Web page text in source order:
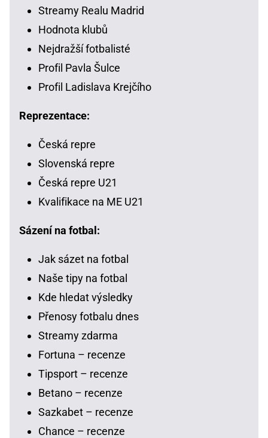
Streamy Realu Madrid
Hodnota klubů
Nejdražší fotbalisté
Profil Pavla Šulce
Profil Ladislava Krejčího
Reprezentace:
Česká repre
Slovenská repre
Česká repre U21
Kvalifikace na ME U21
Sázení na fotbal:
Jak sázet na fotbal
Naše tipy na fotbal
Kde hledat výsledky
Přenosy fotbalu dnes
Streamy zdarma
Fortuna – recenze
Tipsport – recenze
Betano – recenze
Sazkabet – recenze
Chance – recenze